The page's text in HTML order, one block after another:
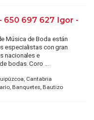
650 697 627 Igor -
Música de Boda están
especialistas con gran
nacionales e
bodas. Coro ...
Cantabria
Banquetes, Bautizo